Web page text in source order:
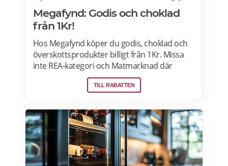
Megafynd: Godis och choklad
från 1Kr!
Hos Megafynd köper du godis, choklad och
överskottsprodukter billigt från 1Kr. Missa
inte REA-kategori och Matmarknad där
Megafynd har hundratals aktuella
erbjudanden varje dag. Läs mer om
TILL RABATTEN